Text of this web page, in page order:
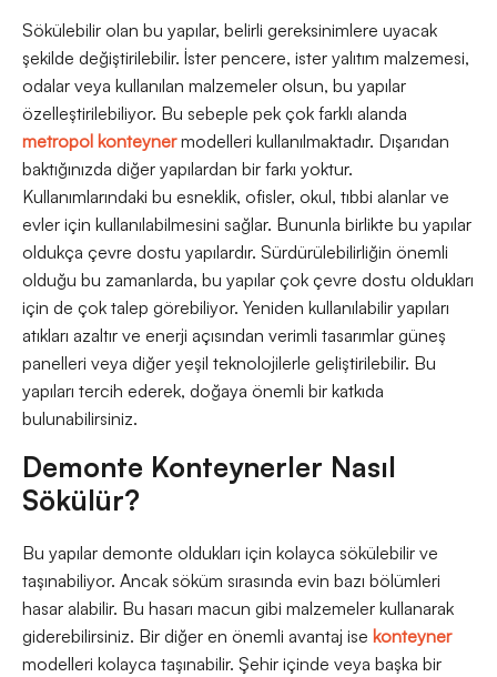
Sökülebilir olan bu yapılar, belirli gereksinimlere uyacak
şekilde değiştirilebilir. İster pencere, ister yalıtım malzemesi,
odalar veya kullanılan malzemeler olsun, bu yapılar
özelleştirilebiliyor. Bu sebeple pek çok farklı alanda
metropol konteynermodelleri kullanılmaktadır. Dışarıdan
baktığınızda diğer yapılardan bir farkı yoktur.
Kullanımlarındaki bu esneklik, ofisler, okul, tıbbi alanlar ve
evler için kullanılabilmesini sağlar. Bununla birlikte bu yapılar
oldukça çevre dostu yapılardır. Sürdürülebilirliğin önemli
olduğu bu zamanlarda, bu yapılar çok çevre dostu oldukları
için de çok talep görebiliyor. Yeniden kullanılabilir yapıları
atıkları azaltır ve enerji açısından verimli tasarımlar güneş
panelleri veya diğer yeşil teknolojilerle geliştirilebilir. Bu
yapıları tercih ederek, doğaya önemli bir katkıda
bulunabilirsiniz.
Demonte Konteynerler Nasıl
Sökülür?
Bu yapılar demonte oldukları için kolayca sökülebilir ve
taşınabiliyor. Ancak söküm sırasında evin bazı bölümleri
hasar alabilir. Bu hasarı macun gibi malzemeler kullanarak
giderebilirsiniz. Bir diğer en önemli avantaj ise konteyner
modelleri kolayca taşınabilir. Şehir içinde veya başka bir